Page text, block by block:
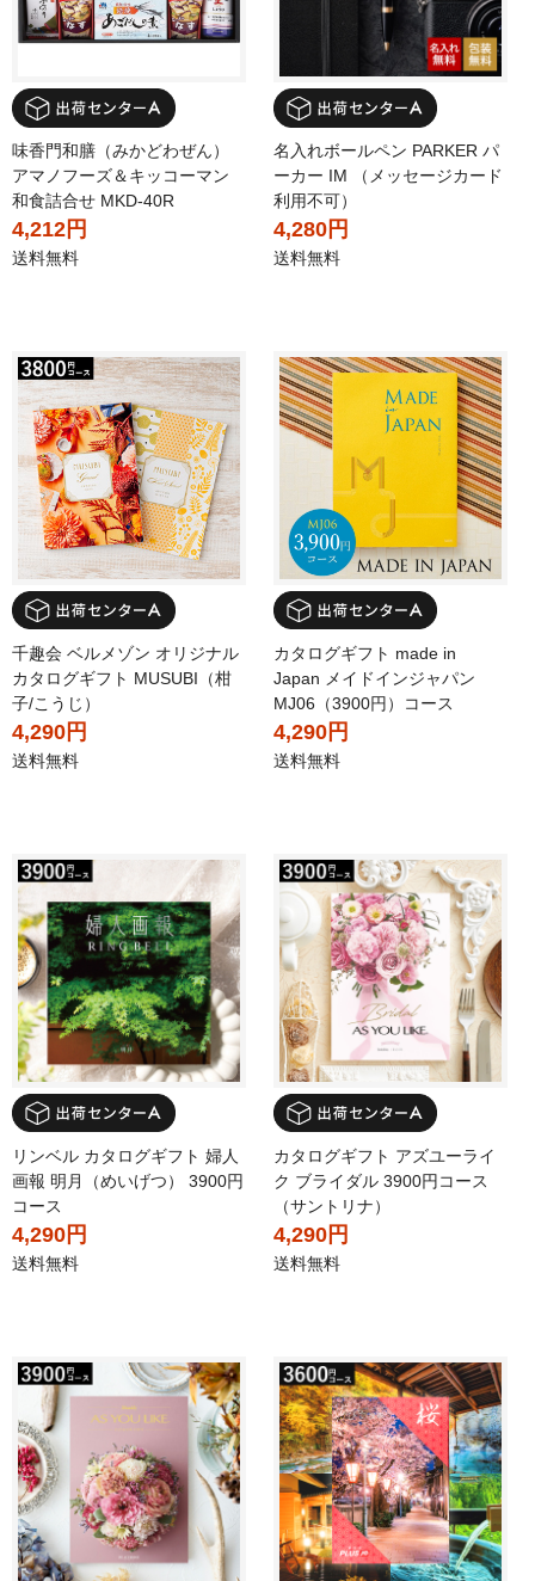
味香門和膳（みかどわぜん）
アマノフーズ＆キッコーマン
和食詰合せ MKD-40R
4,212円
送料無料
名入れボールペン PARKER パ
ーカー IM （メッセージカード
利用不可）
4,280円
送料無料
千趣会 ベルメゾン オリジナル
カタログギフト MUSUBI（柑
子/こうじ）
4,290円
送料無料
カタログギフト made in
Japan メイドインジャパン
MJ06（3900円）コース
4,290円
送料無料
リンベル カタログギフト 婦人
画報 明月（めいげつ） 3900円
コース
4,290円
送料無料
カタログギフト アズユーライ
ク ブライダル 3900円コース
（サントリナ）
4,290円
送料無料